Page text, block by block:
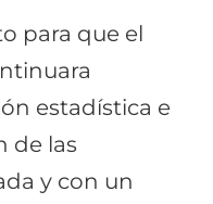
para que el
estadística e
de las
y con un